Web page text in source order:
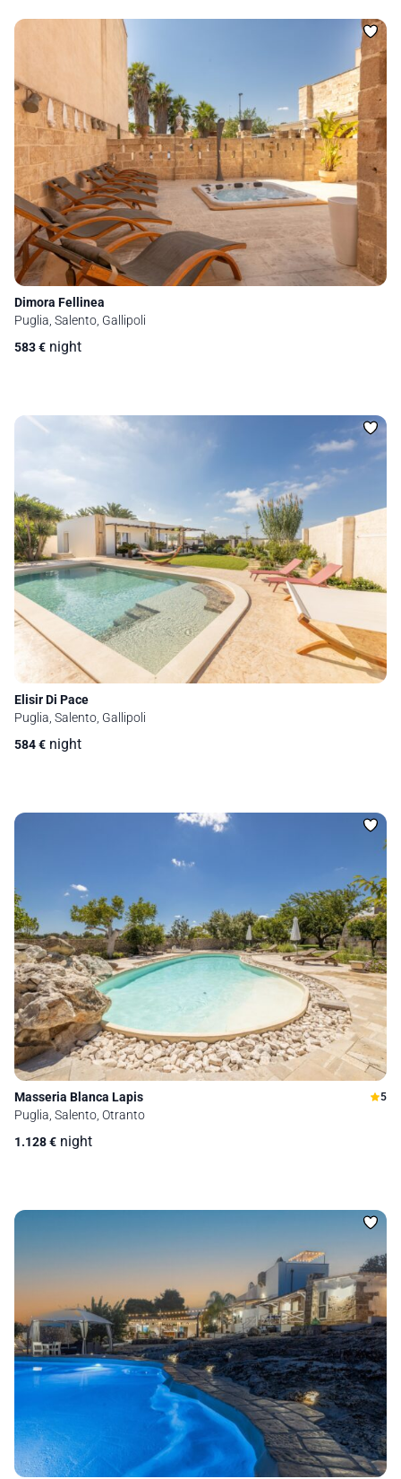
Dimora Fellinea
Puglia, Salento, Gallipoli
583€ night
Elisir Di Pace
Puglia, Salento, Gallipoli
584€ night
Masseria Blanca Lapis 5
Puglia, Salento, Otranto
1.128€ night